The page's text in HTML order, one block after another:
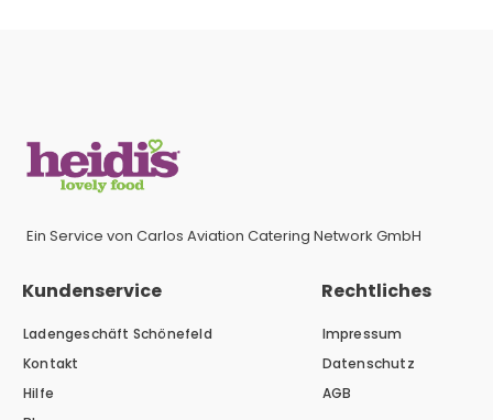
Ein Service von Carlos Aviation Catering Network GmbH
Kundenservice
Ladengeschäft Schönefeld
Kontakt
Hilfe
Rechtliches
Impressum
Datenschutz
AGB